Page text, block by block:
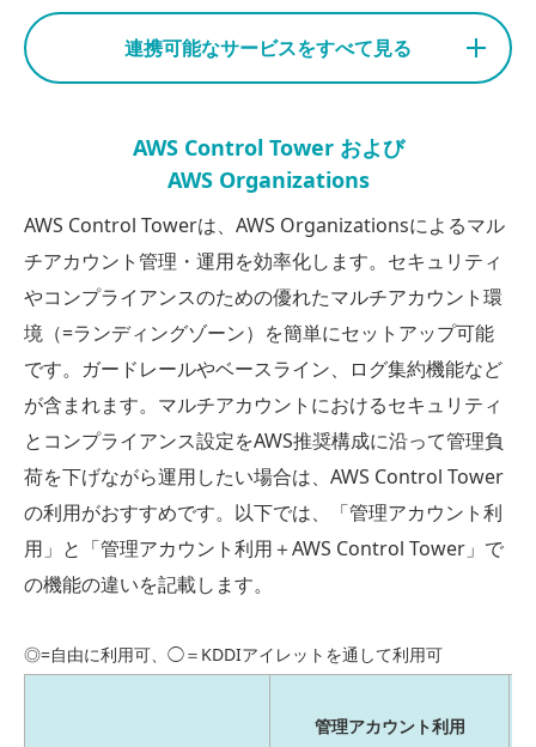
連携可能なサービスをすべて見る
AWS Control Tower および
AWS Organizations
AWS Control Towerは、AWS Organizationsによるマル
チアカウント管理・運用を効率化します。セキュリティ
やコンプライアンスのための優れたマルチアカウント環
境（=ランディングゾーン）を簡単にセットアップ可能
です。ガードレールやベースライン、ログ集約機能など
が含まれます。マルチアカウントにおけるセキュリティ
とコンプライアンス設定をAWS推奨構成に沿って管理負
荷を下げながら運用したい場合は、AWS Control Tower
の利用がおすすめです。以下では、「管理アカウント利
用」と「管理アカウント利用＋AWS Control Tower」で
の機能の違いを記載します。
◎=自由に利用可、◯＝KDDIアイレットを通して利用可
管理アカウント利用